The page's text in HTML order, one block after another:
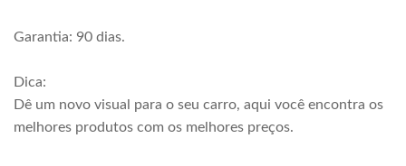
Garantia: 90 dias.
Dica:
Dê um novo visual para o seu carro, aqui você encontra os
melhores produtos com os melhores preços.